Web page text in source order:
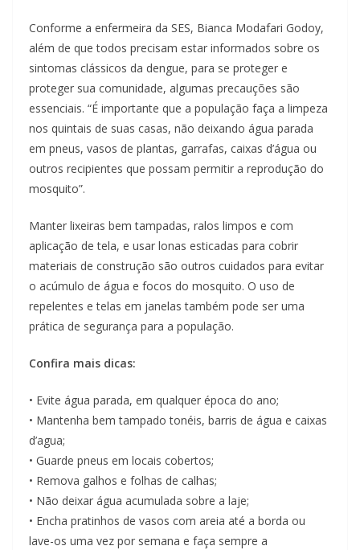
Conforme a enfermeira da SES, Bianca Modafari Godoy,
além de que todos precisam estar informados sobre os
sintomas clássicos da dengue, para se proteger e
proteger sua comunidade, algumas precauções são
essenciais. “É importante que a população faça a limpeza
nos quintais de suas casas, não deixando água parada
em pneus, vasos de plantas, garrafas, caixas d’água ou
outros recipientes que possam permitir a reprodução do
mosquito”.
Manter lixeiras bem tampadas, ralos limpos e com
aplicação de tela, e usar lonas esticadas para cobrir
materiais de construção são outros cuidados para evitar
o acúmulo de água e focos do mosquito. O uso de
repelentes e telas em janelas também pode ser uma
prática de segurança para a população.
Confira mais dicas:
• Evite água parada, em qualquer época do ano;
• Mantenha bem tampado tonéis, barris de água e caixas
d’agua;
• Guarde pneus em locais cobertos;
• Remova galhos e folhas de calhas;
• Não deixar água acumulada sobre a laje;
• Encha pratinhos de vasos com areia até a borda ou
lave-os uma vez por semana e faça sempre a